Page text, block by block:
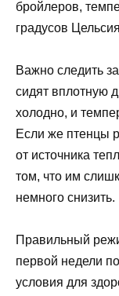
бройлеров,
градусов
Важно следить
сидят вплотную
холодно, и
Если же птенцы
от источника
том, что им
немного снизить.
Правильный
первой недели
условия для